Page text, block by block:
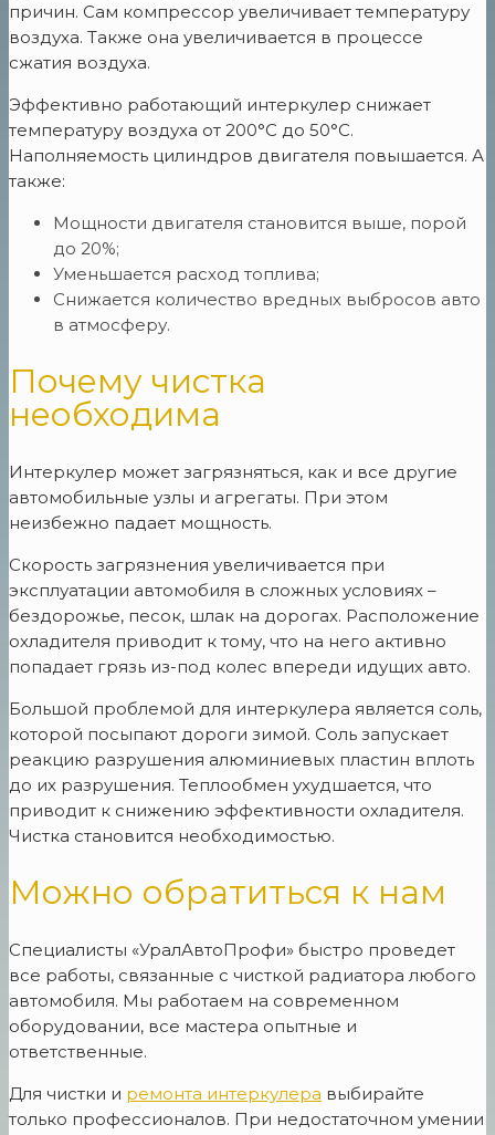
причин. Сам компрессор увеличивает температуру
воздуха. Также она увеличивается в процессе
сжатия воздуха.
Эффективно работающий интеркулер снижает
температуру воздуха от 200°С до 50°С.
Наполняемость цилиндров двигателя повышается. А
также:
Мощности двигателя становится выше, порой
до 20%;
Уменьшается расход топлива;
Снижается количество вредных выбросов авто
в атмосферу.
Почему чистка
необходима
Интеркулер может загрязняться, как и все другие
автомобильные узлы и агрегаты. При этом
неизбежно падает мощность.
Скорость загрязнения увеличивается при
эксплуатации автомобиля в сложных условиях –
бездорожье, песок, шлак на дорогах. Расположение
охладителя приводит к тому, что на него активно
попадает грязь из-под колес впереди идущих авто.
Большой проблемой для интеркулера является соль,
которой посыпают дороги зимой. Соль запускает
реакцию разрушения алюминиевых пластин вплоть
до их разрушения. Теплообмен ухудшается, что
приводит к снижению эффективности охладителя.
Чистка становится необходимостью.
Можно обратиться к нам
Специалисты «УралАвтоПрофи» быстро проведет
все работы, связанные с чисткой радиатора любого
автомобиля. Мы работаем на современном
оборудовании, все мастера опытные и
ответственные.
Для чистки и ремонта интеркулера выбирайте
только профессионалов. При недостаточном умении